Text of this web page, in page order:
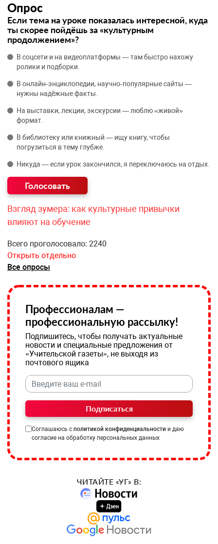
Опрос
Если тема на уроке показалась интересной, куда
ты скорее пойдёшь за «культурным
продолжением»?
В соцсети и на видеоплатформы — там быстро нахожу
ролики и подборки.
В онлайн‑энциклопедии, научно‑популярные сайты —
нужны надёжные факты.
На выставки, лекции, экскурсии — люблю «живой»
формат.
В библиотеку или книжный — ищу книгу, чтобы
погрузиться в тему глубже.
Никуда — если урок закончился, я переключаюсь на отдых.
Взгляд зумера: как культурные привычки
влияют на обучение
Всего проголосовало: 2240
Открыть отдельно
Все опросы
Профессионалам —
профессиональную рассылку!
Подпишитесь, чтобы получать актуальные
новости и специальные предложения от
«Учительской газеты», не выходя из
почтового ящика
Подписаться
Соглашаюсь с политикой конфиденциальности и даю
согласие на обработку персональных данных
ЧИТАЙТЕ «УГ» В: